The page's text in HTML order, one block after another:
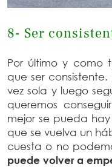
8- Ser
Por último y como
que ser
vez sola y luego
queremos
mejor se pueda
que se vuelva un
cuesta o no
puede volver a